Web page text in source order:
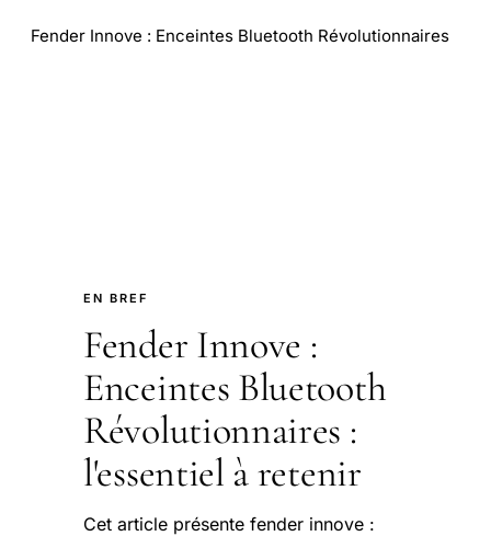
Fender Innove : Enceintes Bluetooth Révolutionnaires
EN BREF
Fender Innove :
Enceintes Bluetooth
Révolutionnaires :
l'essentiel à retenir
Cet article présente fender innove :